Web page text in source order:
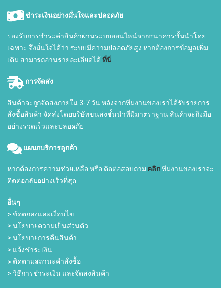
ชำระเงินอย่างมั่นใจและปลอดภัย
รองรับการชำระค่าสินค้าผ่านระบบออนไลน์จากธนาคารชั้นนำโดย
เฉพาะ จึงมั่นใจได้ว่า ระบบมีความปลอดภัยสูง หากต้องการข้อมูลเพิ่ม
เติม สามารถอ่านรายละเอียดได้ ที่นี่
การจัดส่ง
สินค้าจะถูกจัดส่งภายใน 3-7 วัน หลังจากทีมงานของเราได้รับรายการ
สั่งซื้อสินค้า จัดส่งโดยบริษัทขนส่งชั้นนำที่มีมาตราฐาน สินค้าจะถึงมือ
อย่างรวดเร็วและปลอดภัย
แผนกบริการลูกค้า
หากต้องการความช่วยเหลือ หรือ ติดต่อสอบถาม คลิกทีมงานของเราจะ
ติดต่อกลับอย่างเร็วที่สุด
อื่นๆ
> ข้อตกลงและเงื่อนไข
> นโยบายความเป็นส่วนตัว
> นโยบายการคืนสินค้า
> แจ้งชำระเงิน
> ติดตามสถานะคำสั่งซื้อ
> วิธีการชำระเงิน และจัดส่งสินค้า